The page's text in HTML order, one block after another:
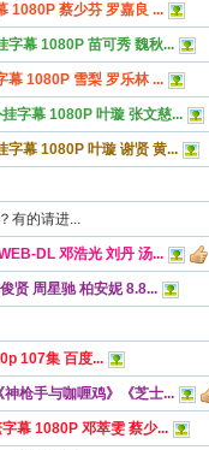
1080P 蔡少芬 罗嘉良 ...
字幕 1080P 苗可秀 魏秋...
幕 1080P 雪梨 罗乐林 ...
字幕 1080P 叶璇 张文慈...
字幕 1080P 叶璇 谢贤 黄...
有的请进...
DL 邓浩光 刘丹 汤...
贤 周星驰 柏安妮 8.8...
107集 百度...
神枪手与咖喱鸡》《芝士...
幕 1080P 邓萃雯 蔡少...